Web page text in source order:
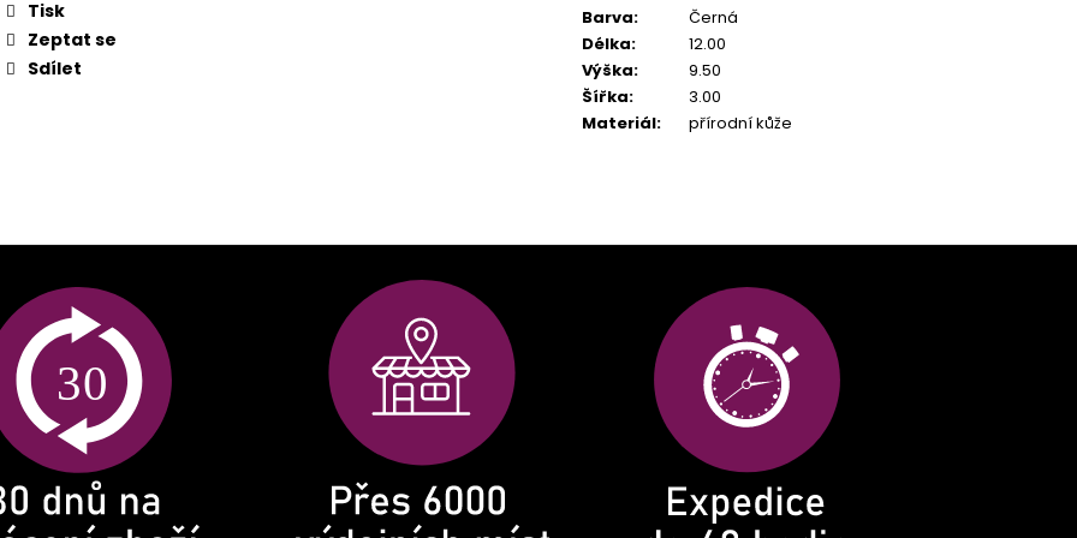
Tisk
Zeptat se
Sdílet
Barva:
Černá
Délka:
12.00
Výška:
9.50
Šířka:
3.00
Materiál: přírodní kůže